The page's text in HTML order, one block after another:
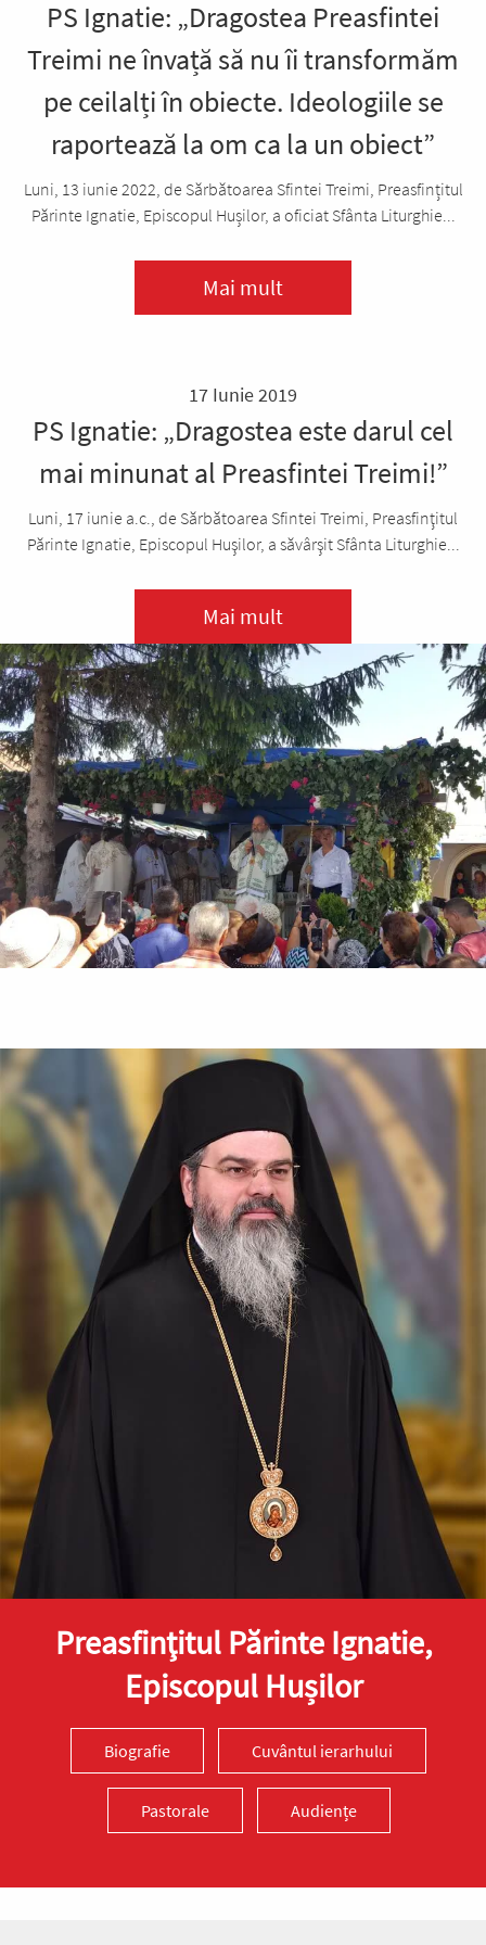
PS Ignatie: „Dragostea Preasfintei
Treimi ne învață să nu îi transformăm
pe ceilalți în obiecte. Ideologiile se
raportează la om ca la un obiect”
Luni, 13 iunie 2022, de Sărbătoarea Sfintei Treimi, Preasfințitul
Părinte Ignatie, Episcopul Hușilor, a oficiat Sfânta Liturghie...
Mai mult
17 Iunie 2019
PS Ignatie: „Dragostea este darul cel
mai minunat al Preasfintei Treimi!”
Luni, 17 iunie a.c., de Sărbătoarea Sfintei Treimi, Preasfinţitul
Părinte Ignatie, Episcopul Huşilor, a săvârşit Sfânta Liturghie...
Mai mult
Preasfinţitul Părinte Ignatie,
Episcopul Hușilor
Biografie Cuvântul ierarhului
Pastorale Audiențe